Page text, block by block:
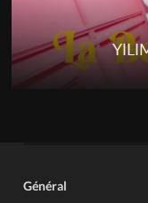
Général